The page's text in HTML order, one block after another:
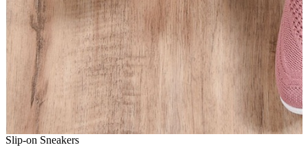
Slip-on Sneakers